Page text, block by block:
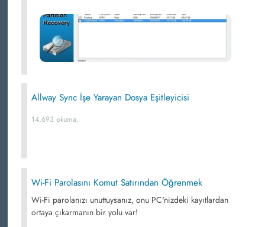
Allway Sync İşe Yarayan Dosya Eşitleyicisi
14,693 okuma,
Wi-Fi Parolasını Komut Satırından Öğrenmek
Wi-Fi parolanızı unuttuysanız, onu PC'nizdeki kayıtlardan
ortaya çıkarmanın bir yolu var!